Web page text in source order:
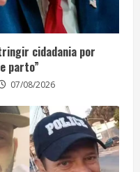
cidadania por
parto”
07/08/2026